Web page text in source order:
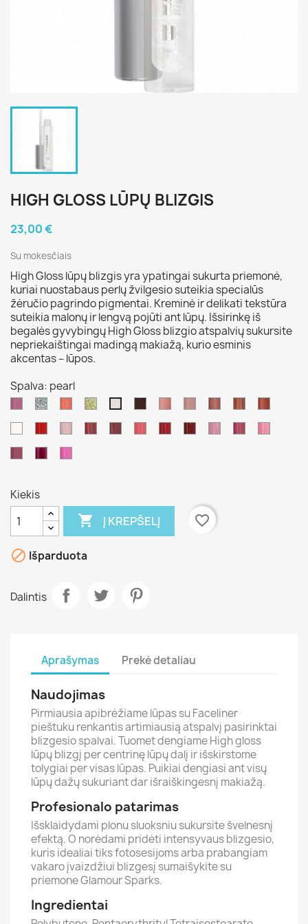
HIGH GLOSS LŪPŲ BLIZGIS
23,00 €
Su mokesčiais
High Gloss lūpų blizgis yra ypatingai sukurta priemonė,
kuriai nuostabaus perlų žvilgesio suteikia specialūs
žėručio pagrindo pigmentai. Kreminė ir delikati tekstūra
suteikia malonų ir lengvą pojūti ant lūpų. Išsirinkę iš
begalės gyvybingų High Gloss blizgio atspalvių sukursite
nepriekaištingai madingą makiažą, kurio esminis
akcentas – lūpos.
Spalva: pearl
butterflysilver apricotGold bronze
cherry
fairy
first
touch fashionista
catwalk
Kiekis
 Į KREPŠELĮ favorite_border
 Išparduota
Dalintis
Aprašymas Prekė detaliau
Naudojimas
Pirmiausia apibrėžiame lūpas su Faceliner
pieštuku renkantis artimiausią atspalvį pasirinktai
blizgesio spalvai. Tuomet dengiame High gloss
lūpų blizgį per centrinę lūpų dalį ir išskirstome
tolygiai per visas lūpas. Puikiai dengiasi ant visų
lūpų dažų sukuriant dar išraiškingesnį makiažą.
Profesionalo patarimas
Išsklaidydami plonu sluoksniu sukursite švelnesnį
efektą. O norėdami pridėti intensyvaus blizgesio,
kuris idealiai tiks fotosesijoms arba prabangiam
vakaro įvaizdžiui blizgesį sumaišykite su
priemone Glamour Sparks.
Ingredientai